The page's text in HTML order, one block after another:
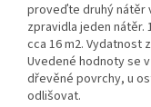
proveďte druhý nátěr
zpravidla jeden nátěr.
cca 16 m2. Vydatnost
Uvedené hodnoty se
dřevěné povrchy, u
odlišovat.